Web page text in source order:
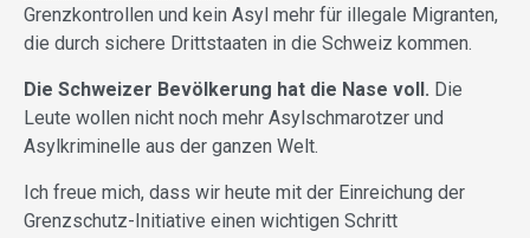
Grenzkontrollen und kein Asyl mehr für illegale Migranten,
die durch sichere Drittstaaten in die Schweiz kommen.
Die Schweizer Bevölkerung hat die Nase voll. Die
Leute wollen nicht noch mehr Asylschmarotzer und
Asylkriminelle aus der ganzen Welt.
Ich freue mich, dass wir heute mit der Einreichung der
Grenzschutz-Initiative einen wichtigen Schritt